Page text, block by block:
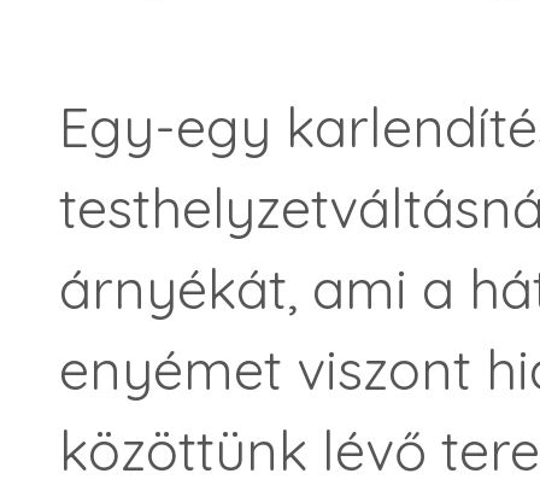
Egy-egy
árnyékát, ami a
enyémet viszont
közöttünk lévő